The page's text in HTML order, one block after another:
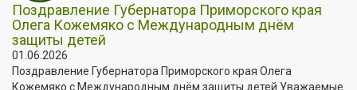
Поздравление Губернатора Приморского края
Олега Кожемяко с Международным днём
защиты детей
01.06.2026
Поздравление Губернатора Приморского края Олега
Кожемяко с Международным днём защиты детей Уважаемые